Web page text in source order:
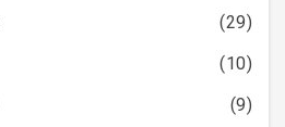
(29)
(10)
(9)